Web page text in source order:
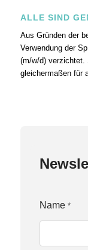
ALLE SIND
Aus Gründen der
Verwendung der
(m/w/d) verzichtet.
gleichermaßen für
Name *